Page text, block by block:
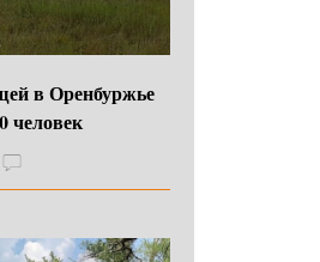
в Оренбуржье
человек